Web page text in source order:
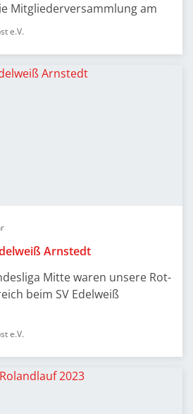
Mitgliederversammlung am
e.V.
Arnstedt
Mitte waren unsere Rot-
beim SV Edelweiß
e.V.